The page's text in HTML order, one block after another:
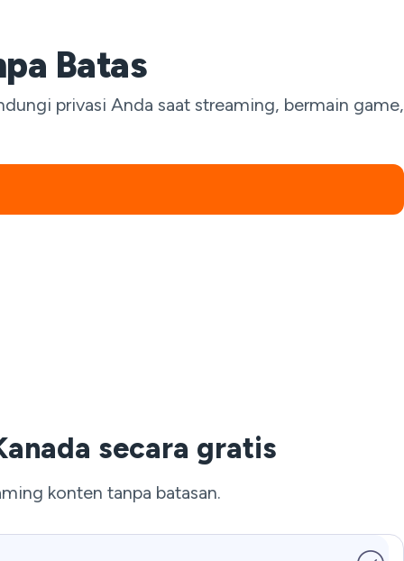
Batas
privasi Anda saat streaming, bermain game,
secara gratis
konten tanpa batasan.